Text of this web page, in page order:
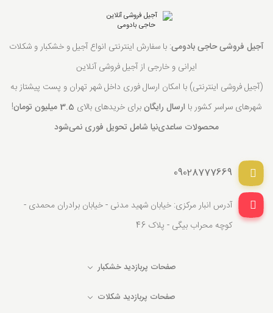
آجیل فروشی حاجی بادومی: با سفارش اینترنتی انواع آجیل و خشکبار و شکلات
ایرانی و خارجی از آجیل فروشی آنلاین
(آجیل فروشی اینترنتی) با امکان ارسال فوری داخل شهر تهران و پست پیشتاز به
شهرهای سراسر کشور با ارسال رایگانبرای خریدهای بالای 3.5 میلیون تومان
!
محصولات ساعدی‌نیا شامل تحویل فوری نمی‌شود
09028777669
آدرس انبار مرکزی: خیابان شهید مدنی - خیابان برادران محمدی -
کوچه محراب بیگی - پلاک 46
صفحات پربازدید خشکبار
صفحات پربازدید شکلات